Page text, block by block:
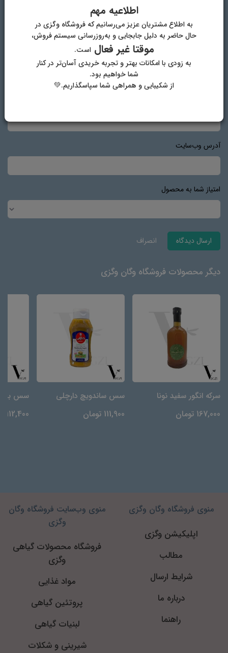
آدرس وب‌سایت
امتیاز شما به محصول
ارسال دیدگاه انصراف
دیگر محصولات فروشگاه وگان وگزی
سرکه انگور سفید نونا
167,000 تومان
سس ساندویچ دارچلی
111,900 تومان
سس
112,400 تومان
اطلاعیه مهم
به اطلاع مشتریان عزیز می‌رسانیم که فروشگاه وگزی در
حال حاضر به دلیل جابجایی و به‌روزرسانی سیستم فروش،
موقتا غیر فعالاست.
به زودی با امکانات بهتر و تجربه خریدی آسان‌تر در کنار
شما خواهیم بود.
از شکیبایی و همراهی شما سپاسگذاریم.💚
منوی فروشگاه وگان وگزی
اپلیکیشن وگزی
مطالب
شرایط ارسال
درباره ما
راهنما
منوی وب‌سایت فروشگاه وگان
وگزی
فروشگاه محصولات گیاهی
وگزی
مواد غذایی
پروتئین گیاهی
لبنیات گیاهی
شیرینی و شکلات